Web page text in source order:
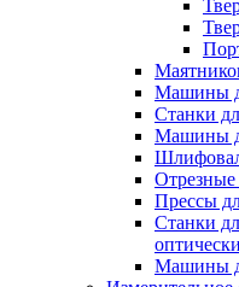
Машины
Станки
Машины
Отрезные
Прессы
Станки
Машины